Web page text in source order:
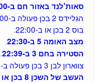
סאות'לנד באזור חם ב-22:00
הגליידס 2 בכן פעולה ב-22:00
בוס 2 בכן או ב-22:00
.
מצב האומה 5 ב-22:30
.
הסטירה בחם 3 ב-22:39
.
צווארון לבן 3 בכן פעולה ב-22:45.
העשב של השכן 8 בכן או ב-22:55